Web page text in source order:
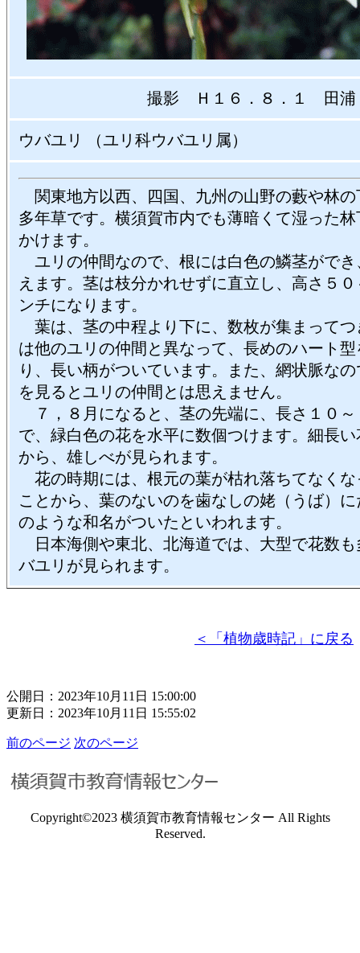
撮影 Ｈ１６．８．１ 田
ウバユリ （ユリ科ウバユリ属）
関東地方以西、四国、九州の山野の藪や林の
多年草です。横須賀市内でも薄暗くて湿った
かけます。
ユリの仲間なので、根には白色の鱗茎ができ
えます。茎は枝分かれせずに直立し、高さ５
ンチになります。
葉は、茎の中程より下に、数枚が集まってつ
は他のユリの仲間と異なって、長めのハート
り、長い柄がついています。また、網状脈な
を見るとユリの仲間とは思えません。
７，８月になると、茎の先端に、長さ１０～
で、緑白色の花を水平に数個つけます。細長
から、雄しべが見られます。
花の時期には、根元の葉が枯れ落ちてなくな
ことから、葉のないのを歯なしの姥（うば）
のような和名がついたといわれます。
日本海側や東北、北海道では、大型で花数も
バユリが見られます。
＜「植物歳時記」に戻る
公開日：2023年10月11日 15:00:00
更新日：2023年10月11日 15:55:02
前のページ 次のページ
Copyright©2023 横須賀市教育情報センター All Rights
Reserved.